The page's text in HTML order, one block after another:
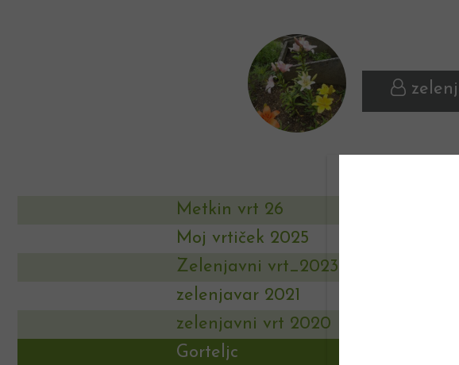
Metkin vrt 26
Moj vrtiček 2025
Zelenjavni vrt_2023
zelenjavar 2021
zelenjavni vrt 2020
Gorteljc